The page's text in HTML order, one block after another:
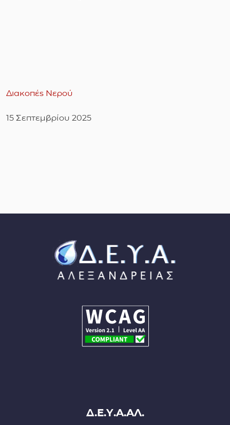
Διακοπές Νερού
15 Σεπτεμβρίου 2025
Δ.Ε.Υ.Α.ΑΛ.